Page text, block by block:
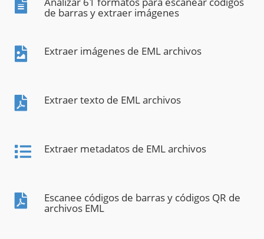
de barras y extraer imágenes
Extraer imágenes de EML archivos
Extraer texto de EML archivos
Extraer metadatos de EML archivos
Escanee códigos de barras y códigos QR de
archivos EML